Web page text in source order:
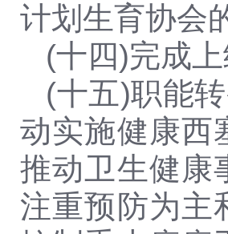
计划生育协会
(十四)完成
(十五)职能
动实施健康西
推动卫生健康
注重预防为主